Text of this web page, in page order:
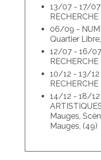
13/07 - 17/07
06/09 -
Quartier
12/07 - 16/
10/12 - 13/12
14/12 - 18/12
Mauges,
Mauges, (49)